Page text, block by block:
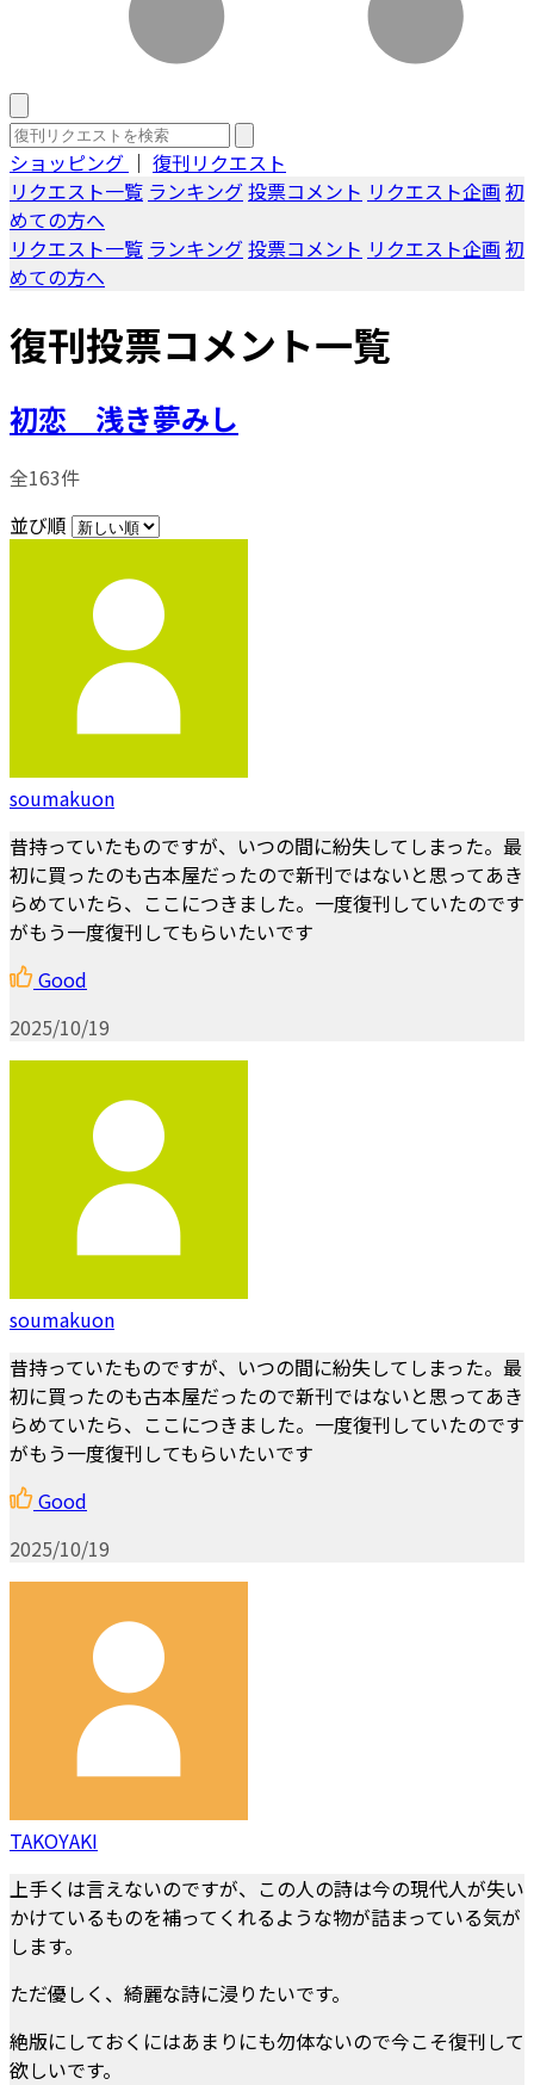
ショッピング ｜ 復刊リクエスト
リクエスト一覧 ランキング投票コメント リクエスト企画 初
めての方へ
リクエスト一覧 ランキング投票コメント リクエスト企画 初
めての方へ
復刊投票コメント一覧
初恋 浅き夢みし
全163件
並び順
soumakuon
昔持っていたものですが、いつの間に紛失してしまった。最
初に買ったのも古本屋だったので新刊ではないと思ってあき
らめていたら、ここにつきました。一度復刊していたのです
がもう一度復刊してもらいたいです
Good
2025/10/19
soumakuon
昔持っていたものですが、いつの間に紛失してしまった。最
初に買ったのも古本屋だったので新刊ではないと思ってあき
らめていたら、ここにつきました。一度復刊していたのです
がもう一度復刊してもらいたいです
Good
2025/10/19
TAKOYAKI
上手くは言えないのですが、この人の詩は今の現代人が失い
かけているものを補ってくれるような物が詰まっている気が
します。
ただ優しく、綺麗な詩に浸りたいです。
絶版にしておくにはあまりにも勿体ないので今こそ復刊して
欲しいです。